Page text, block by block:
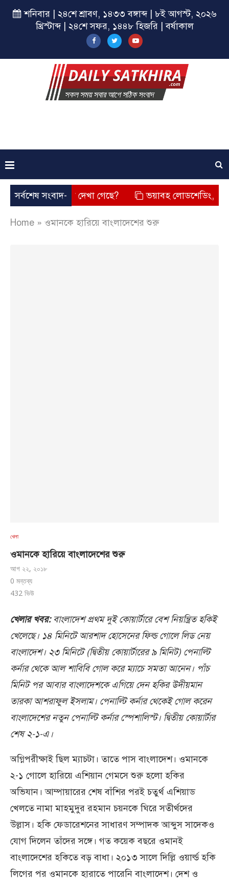
শনিবার | ২৪শে শ্রাবণ, ১৪৩৩ বঙ্গাব্দ | ৮ই আগস্ট, ২০২৬
খ্রিস্টাব্দ | ২৪শে সফর, ১৪৪৮ হিজরি | বর্ষাকাল
সর্বশেষ সংবাদ-
চেহারা কি দেখা গেছে? ভয়াবহ লোডশেডিং, বিদ্যুত –
Home » ওমানকে হারিয়ে বাংলাদেশের শুরু
খেলা
ওমানকে হারিয়ে বাংলাদেশের শুরু
আগ ২২, ২০১৮
0 মন্তব্য
432 ভিউ
খেলার খবর:বাংলাদেশ প্রথম দুই কোয়ার্টারে বেশ নিয়ন্ত্রিত হকিই
খেলেছে। ১৪ মিনিটে আরশাদ হোসেনের ফিল্ড গোলে লিড নেয়
বাংলাদেশ। ২৩ মিনিটে (দ্বিতীয় কোয়ার্টারের ৯ মিনিট) পেনাল্টি
কর্নার থেকে আল শাবিবি গোল করে ম্যাচে সমতা আনেন। পাঁচ
মিনিট পর আবার বাংলাদেশকে এগিয়ে দেন হকির উদীয়মান
তারকা আশরাফুল ইসলাম। পেনাল্টি কর্নার থেকেই গোল করেন
বাংলাদেশের নতুন পেনাল্টি কর্নার স্পেশালিস্ট। দ্বিতীয় কোয়ার্টার
শেষ ২-১-এ।
অগ্নিপরীক্ষাই ছিল ম্যাচটা। তাতে পাস বাংলাদেশ। ওমানকে
২-১ গোলে হারিয়ে এশিয়ান গেমসে শুরু হলো হকির
অভিযান। আম্পায়ারের শেষ বাঁশির পরই চতুর্থ এশিয়াড
খেলতে নামা মাহমুদুর রহমান চয়নকে ঘিরে সতীর্থদের
উল্লাস। হকি ফেডারেশনের সাধারণ সম্পাদক আব্দুস সাদেকও
যোগ দিলেন তাঁদের সঙ্গে। গত কয়েক বছরে ওমানই
বাংলাদেশের হকিতে বড় বাধা। ২০১৩ সালে দিল্লি ওয়ার্ল্ড হকি
লিগের পর ওমানকে হারাতে পারেনি বাংলাদেশ। দেশ ও